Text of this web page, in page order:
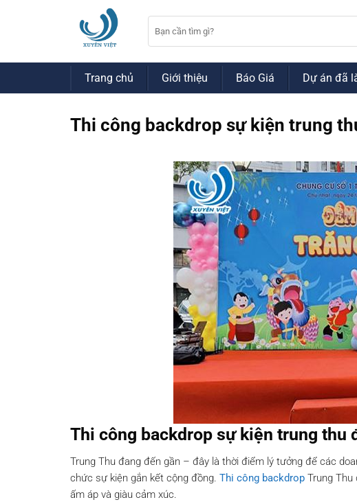
Trang chủ Giới thiệu Báo Giá Dự án đã
Thi công backdrop sự kiện trung
Thi công backdrop sự kiện trung thu
Trung Thu đang đến gần – đây là thời điểm lý tưởng để các
chức sự kiện gắn kết cộng đồng. Thi công backdrop Trung Thu
ấm áp và giàu cảm xúc.